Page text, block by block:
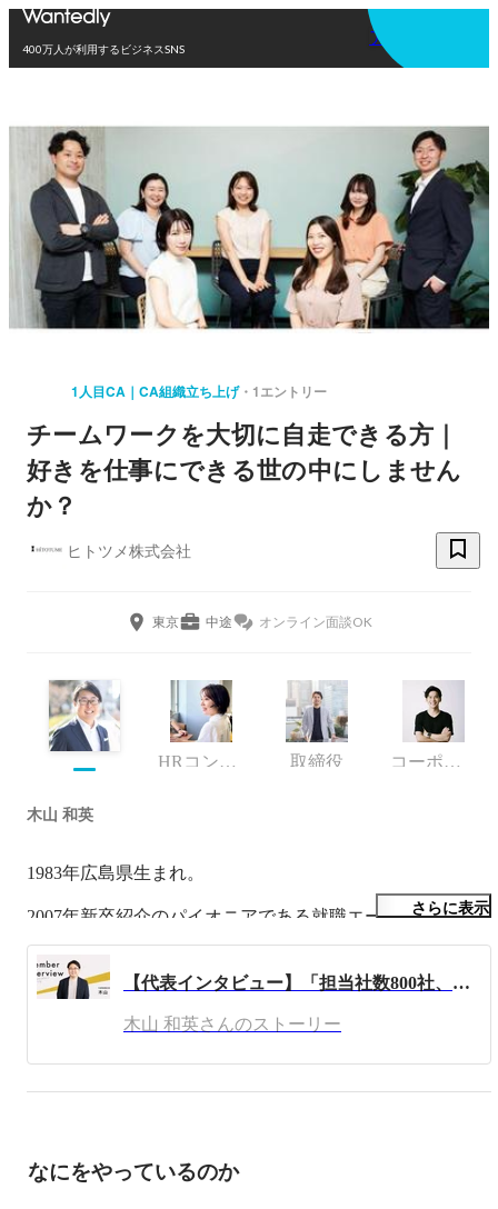
400万人が利用するビジネスSNS
アプリを使う
1人目CA｜CA組織立ち上げ 1エントリー
チームワークを大切に自走できる方｜
好きを仕事にできる世の中にしません
か？
ヒトツメ株式会社
東京 中途 オンライン面談OK
HRコンサルタント 取締役 コーポレート・スタッフ
木山 和英
1983年広島県生まれ。
2007年新卒紹介のパイオニアである就職エージェントに新
1年目は100社近くの新規クライアントを開拓し全社MVP
同社では新卒紹介事業の責任者、大阪支社立ち上げ、中途
採用統括等を担いながら、自身でもクライアントを担当。
さらに表示
【代表インタビュー】「担当社数800社、入社支援数3000人超え」日本トップクラスの支援実績を誇る代表木山が仕掛ける、人材業界の新たな仕組みと今後のビジョンについて
木山 和英さんのストーリー
なにをやっているのか